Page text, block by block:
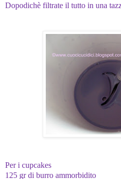
Dopodichè filtrate il tutto in una
Per i cupcakes
125 gr di burro ammorbidito